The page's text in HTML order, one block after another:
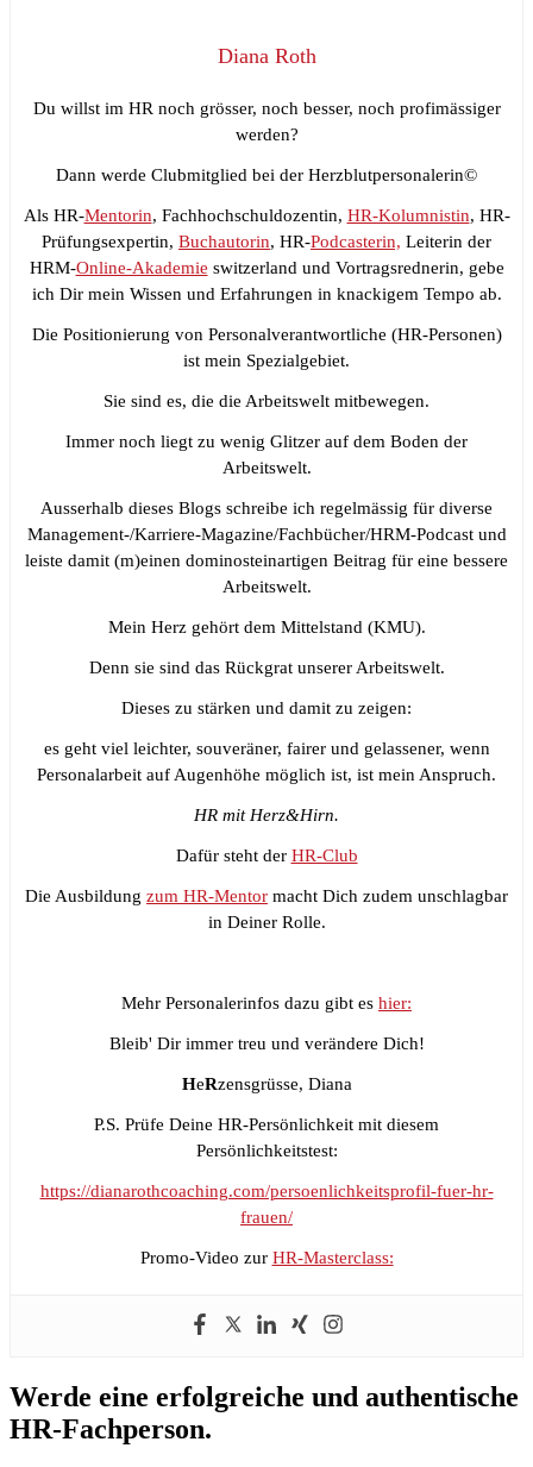
Diana Roth
Du willst im HR noch grösser, noch besser, noch profimässiger
werden?
Dann werde Clubmitglied bei der Herzblutpersonalerin©
Als HR-Mentorin, Fachhochschuldozentin, HR-Kolumnistin, HR-
Prüfungsexpertin, Buchautorin, HR-Podcasterin, Leiterin der
HRM-Online-Akademie switzerland und Vortragsrednerin, gebe
ich Dir mein Wissen und Erfahrungen in knackigem Tempo ab.
Die Positionierung von Personalverantwortliche (HR-Personen)
ist mein Spezialgebiet.
Sie sind es, die die Arbeitswelt mitbewegen.
Immer noch liegt zu wenig Glitzer auf dem Boden der
Arbeitswelt.
Ausserhalb dieses Blogs schreibe ich regelmässig für diverse
Management-/Karriere-Magazine/Fachbücher/HRM-Podcast und
leiste damit (m)einen dominosteinartigen Beitrag für eine bessere
Arbeitswelt.
Mein Herz gehört dem Mittelstand (KMU).
Denn sie sind das Rückgrat unserer Arbeitswelt.
Dieses zu stärken und damit zu zeigen:
es geht viel leichter, souveräner, fairer und gelassener, wenn
Personalarbeit auf Augenhöhe möglich ist, ist mein Anspruch.
HR mit Herz&Hirn.
Dafür steht der HR-Club
Die Ausbildung zum HR-Mentor macht Dich zudem unschlagbar
in Deiner Rolle.
Mehr Personalerinfos dazu gibt es hier:
Bleib' Dir immer treu und verändere Dich!
HeRzensgrüsse, Diana
P.S. Prüfe Deine HR-Persönlichkeit mit diesem
Persönlichkeitstest:
https://dianarothcoaching.com/persoenlichkeitsprofil-fuer-hr-
frauen/
Promo-Video zur HR-Masterclass:
Werde eine erfolgreiche und authentische
HR-Fachperson.